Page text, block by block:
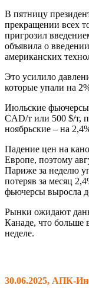
В пятницу
прекращении всех
пригрозил
объявила о
американских
Это усилило
которые упали на
Июльские фьючерсы
CAD/т или 500 $/т,
ноябрьские – на
Падение цен на
Европе, поэтому
Париже за неделю
потеряв за месяц
фьючерсы выросла
Рынки ожидают
Канаде, что больше
неделе.
30.06.2025, АПК-